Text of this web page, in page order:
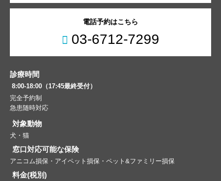
電話予約はこちら
03-6712-7299
診療時間
8:00-18:00（17:45最終受付）
完全予約制
急患随時対応
対象動物
犬・猫
窓口対応可能な保険
アニコム損保・アイペット損保・ペット&ファミリー損保
料金(税別)